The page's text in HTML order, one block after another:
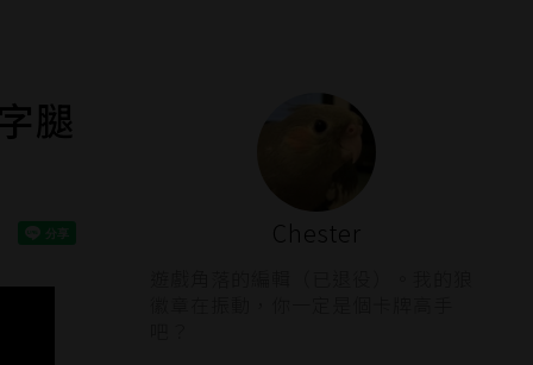
腿
Chester